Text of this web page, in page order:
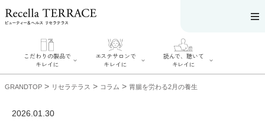
こだわりの製品で
キレイに
エステサロンで
キレイに
読んで、聴いて
キレイに
GRANDTOP > リセラテラス > コラム > 胃腸を労わる2月の養生
2026.01.30